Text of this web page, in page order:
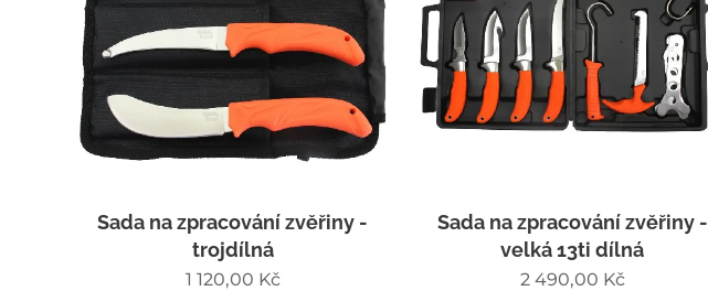
Sada na zpracování zvěřiny -
trojdílná
1 120,00 Kč
Sada na zpracování zvěřiny -
velká 13ti dílná
2 490,00 Kč